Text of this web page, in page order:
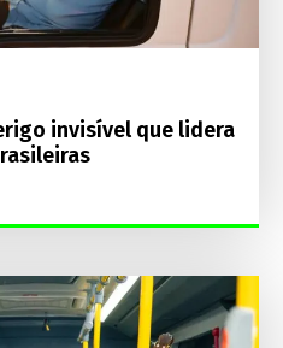
invisível que lidera